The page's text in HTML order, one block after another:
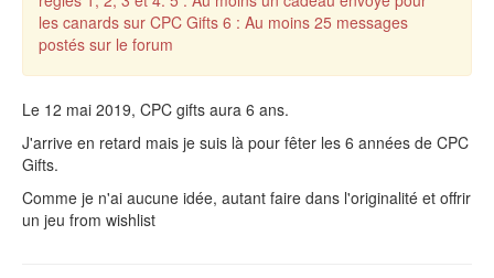
les canards sur CPC Gifts 6 : Au moins 25 messages
postés sur le forum
Le 12 mai 2019, CPC gifts aura 6 ans.
J'arrive en retard mais je suis là pour fêter les 6 années de CPC
Gifts.
Comme je n'ai aucune idée, autant faire dans l'originalité et offrir
un jeu from wishlist